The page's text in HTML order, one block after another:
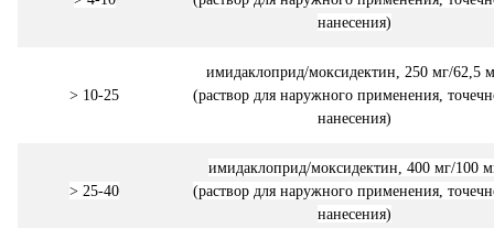
нанесения)
> 10-25
имидаклоприд/моксидектин, 250 мг/62,5
(раствор для наружного применения,
нанесения)
> 25-40
имидаклоприд/моксидектин, 400 мг/100
(раствор для наружного применения,
нанесения)